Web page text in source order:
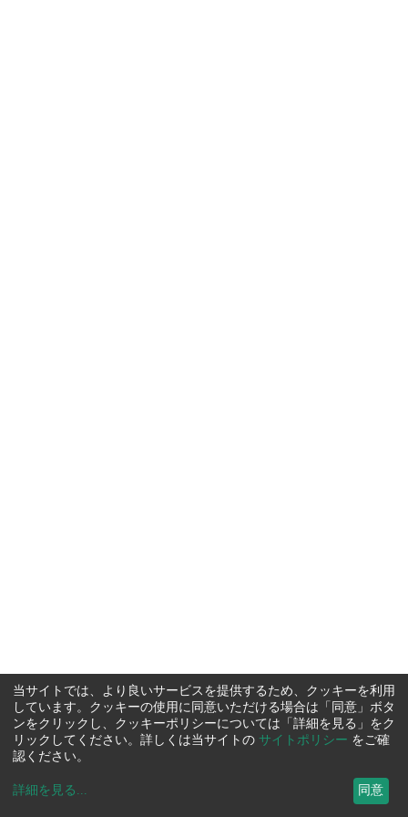
当サイトでは、より良いサービスを提供するため、クッキーを利用
しています。クッキーの使用に同意いただける場合は「同意」ボタ
ンをクリックし、クッキーポリシーについては「詳細を見る」をク
リックしてください。詳しくは当サイトの サイトポリシー をご確
認ください。
詳細を見る ... 同意